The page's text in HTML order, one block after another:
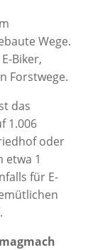
Wege.
Biker,
Forstwege.
das
1.006
oder
etwa 1
für E-